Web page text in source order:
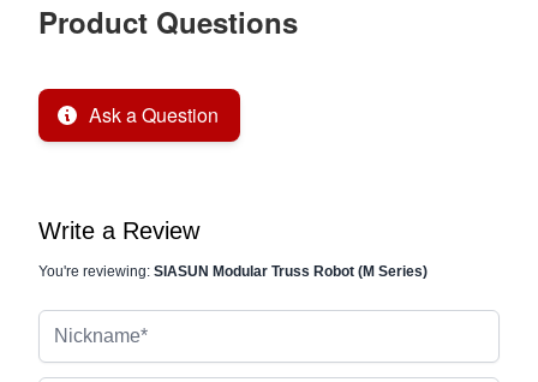
Product Questions
Ask a Question
Write a Review
You're reviewing: SIASUN Modular Truss Robot (M Series)